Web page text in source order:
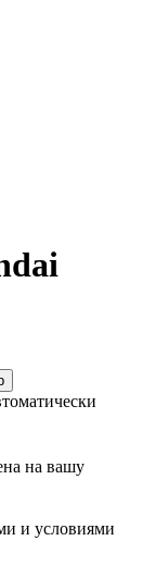
на вашу
и условиями